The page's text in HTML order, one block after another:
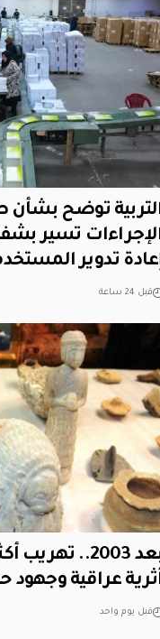
توضح بشأن
تسير
تدوير
قبل 24 ساعة
عراقية وجهود
قبل يوم واحد